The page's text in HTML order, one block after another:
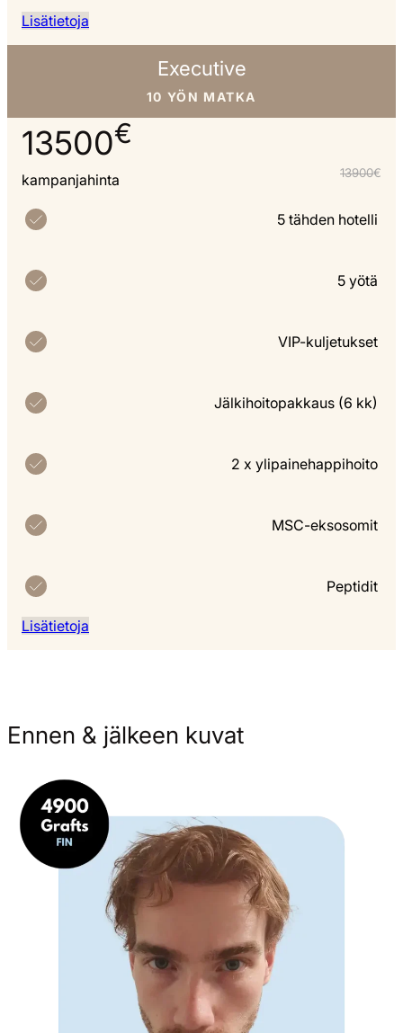
Lisätietoja
Executive
10 YÖN MATKA
13500€
kampanjahinta 13900€
5 tähden hotelli
5 yötä
VIP-kuljetukset
Jälkihoitopakkaus (6 kk)
2 x ylipainehappihoito
MSC-eksosomit
Peptidit
Lisätietoja
Ennen & jälkeen kuvat